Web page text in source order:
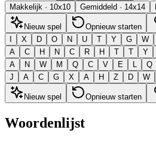
Makkelijk · 10x10 Gemiddeld · 14x14
Nieuw spel Opnieuw starten
I
X D O N U T Y G W
A
C H N C R H T T Y
A
N W M Q C V E L Q
J
A C G X A H Z D W
Nieuw spel Opnieuw starten
Woordenlijst